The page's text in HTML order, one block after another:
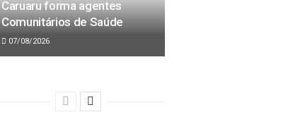
Caruaru forma agentes
Comunitários de Saúde
07/08/2026